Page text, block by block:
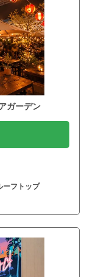
ガーデン
ーフトップ